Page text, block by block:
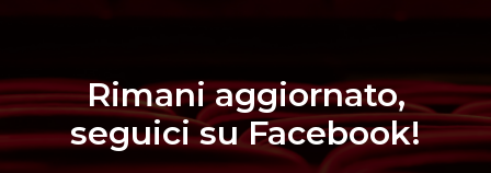
Rimani aggiornato,
seguici su Facebook!